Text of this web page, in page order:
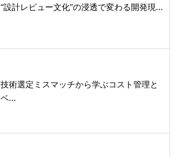
“設計レビュー文化”の浸透で変わる開発現...
技術選定ミスマッチから学ぶコスト管理と
ベ...